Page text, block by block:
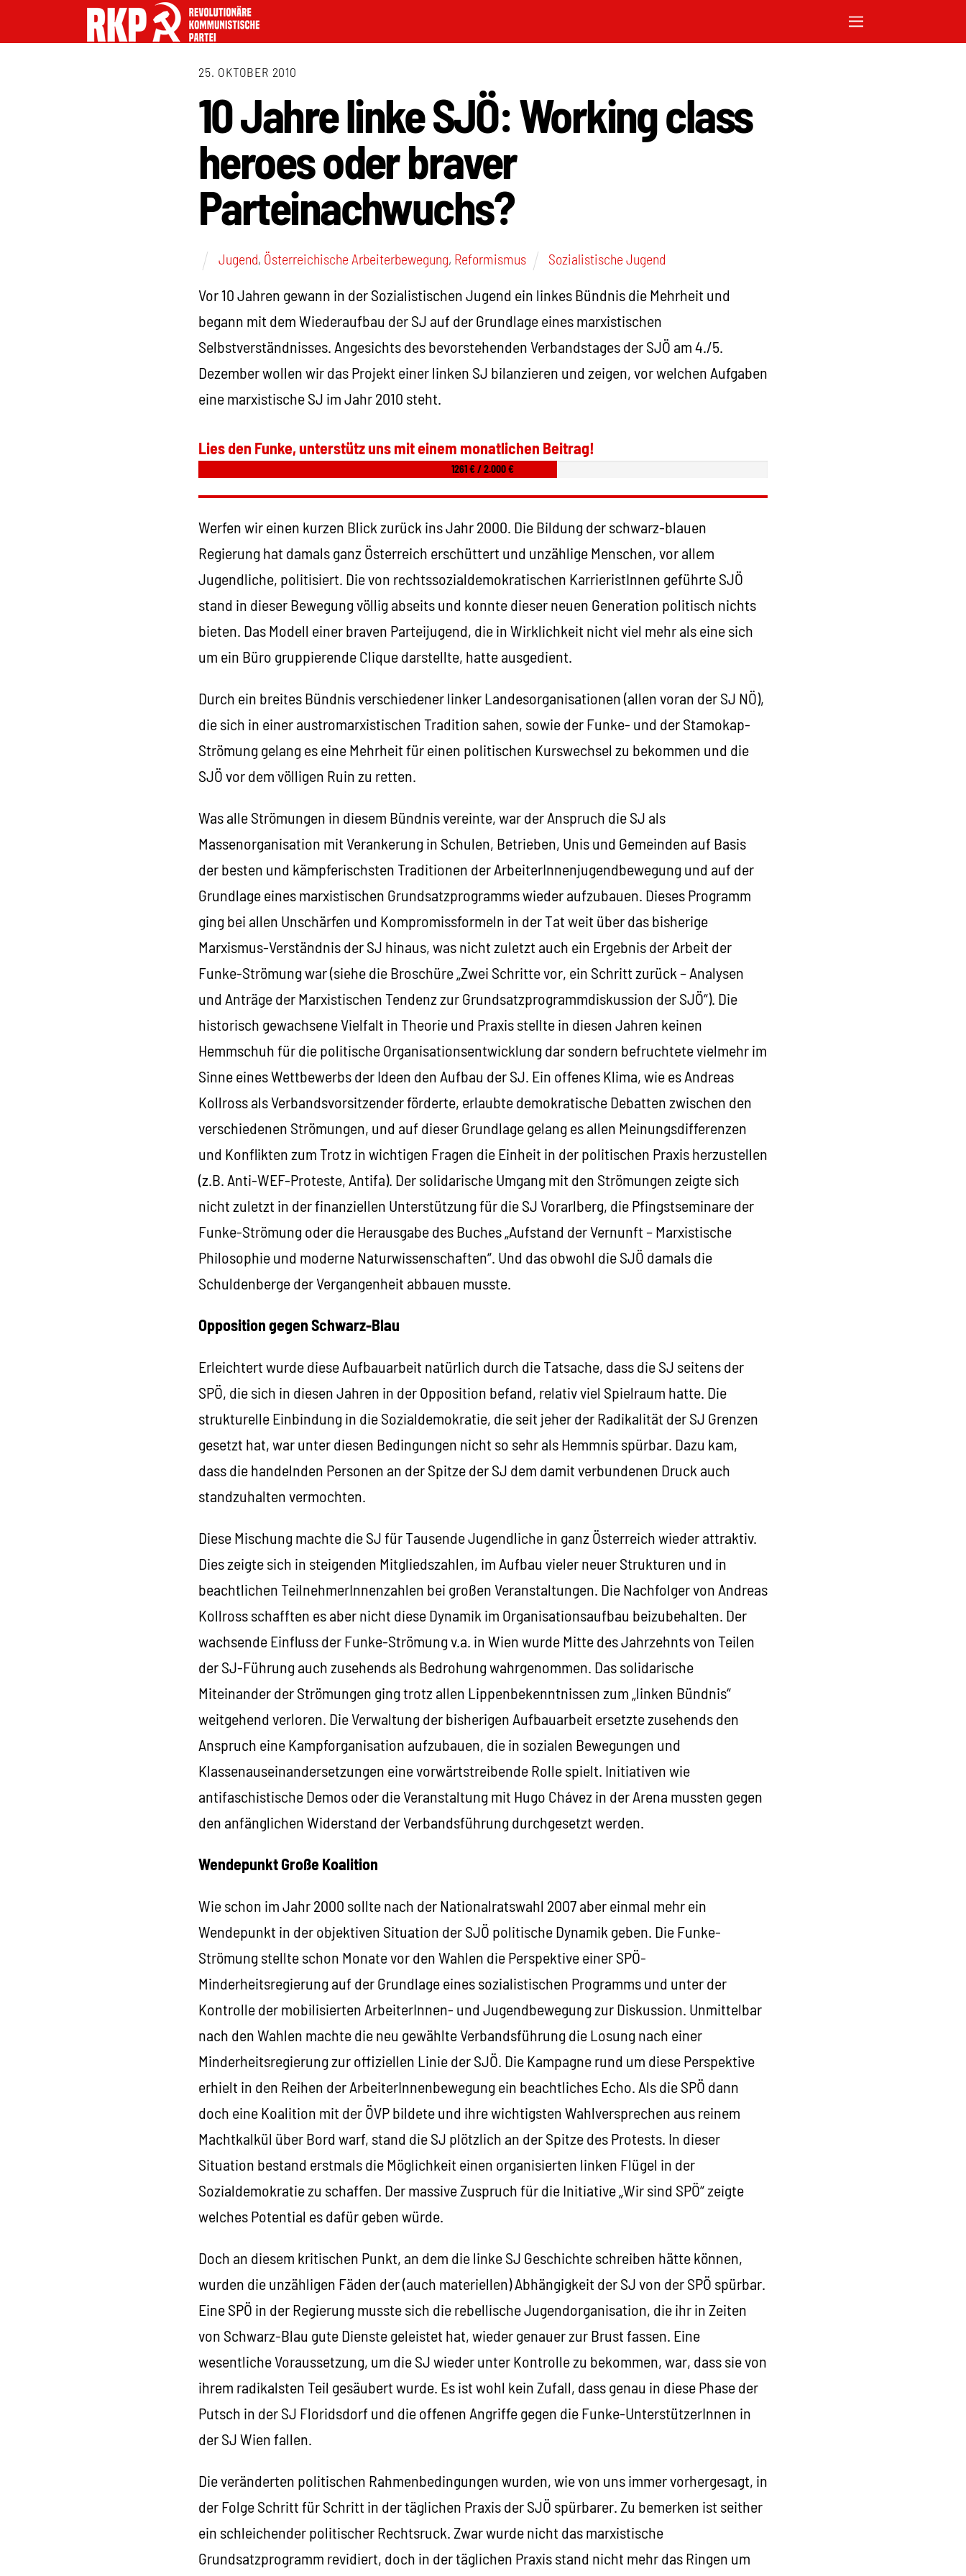
25. OKTOBER 2010
10 Jahre linke SJÖ: Working class
heroes oder braver
Parteinachwuchs?
Jugend, Österreichische Arbeiterbewegung, Reformismus Sozialistische Jugend
Vor 10 Jahren gewann in der Sozialistischen Jugend ein linkes Bündnis die Mehrheit und
begann mit dem Wiederaufbau der SJ auf der Grundlage eines marxistischen
Selbstverständnisses. Angesichts des bevorstehenden Verbandstages der SJÖ am 4./5.
Dezember wollen wir das Projekt einer linken SJ bilanzieren und zeigen, vor welchen Aufgaben
eine marxistische SJ im Jahr 2010 steht.
Lies den Funke, unterstütz uns mit einem monatlichen Beitrag!
1261 € / 2.000 €
Werfen wir einen kurzen Blick zurück ins Jahr 2000. Die Bildung der schwarz-blauen
Regierung hat damals ganz Österreich erschüttert und unzählige Menschen, vor allem
Jugendliche, politisiert. Die von rechtssozialdemokratischen KarrieristInnen geführte SJÖ
stand in dieser Bewegung völlig abseits und konnte dieser neuen Generation politisch nichts
bieten. Das Modell einer braven Parteijugend, die in Wirklichkeit nicht viel mehr als eine sich
um ein Büro gruppierende Clique darstellte, hatte ausgedient.
Durch ein breites Bündnis verschiedener linker Landesorganisationen (allen voran der SJ NÖ),
die sich in einer austromarxistischen Tradition sahen, sowie der Funke- und der Stamokap-
Strömung gelang es eine Mehrheit für einen politischen Kurswechsel zu bekommen und die
SJÖ vor dem völligen Ruin zu retten.
Was alle Strömungen in diesem Bündnis vereinte, war der Anspruch die SJ als
Massenorganisation mit Verankerung in Schulen, Betrieben, Unis und Gemeinden auf Basis
der besten und kämpferischsten Traditionen der ArbeiterInnenjugendbewegung und auf der
Grundlage eines marxistischen Grundsatzprogramms wieder aufzubauen. Dieses Programm
ging bei allen Unschärfen und Kompromissformeln in der Tat weit über das bisherige
Marxismus-Verständnis der SJ hinaus, was nicht zuletzt auch ein Ergebnis der Arbeit der
Funke-Strömung war (siehe die Broschüre „Zwei Schritte vor, ein Schritt zurück – Analysen
und Anträge der Marxistischen Tendenz zur Grundsatzprogrammdiskussion der SJÖ“). Die
historisch gewachsene Vielfalt in Theorie und Praxis stellte in diesen Jahren keinen
Hemmschuh für die politische Organisationsentwicklung dar sondern befruchtete vielmehr im
Sinne eines Wettbewerbs der Ideen den Aufbau der SJ. Ein offenes Klima, wie es Andreas
Kollross als Verbandsvorsitzender förderte, erlaubte demokratische Debatten zwischen den
verschiedenen Strömungen, und auf dieser Grundlage gelang es allen Meinungsdifferenzen
und Konflikten zum Trotz in wichtigen Fragen die Einheit in der politischen Praxis herzustellen
(z.B. Anti-WEF-Proteste, Antifa). Der solidarische Umgang mit den Strömungen zeigte sich
nicht zuletzt in der finanziellen Unterstützung für die SJ Vorarlberg, die Pfingstseminare der
Funke-Strömung oder die Herausgabe des Buches „Aufstand der Vernunft – Marxistische
Philosophie und moderne Naturwissenschaften“. Und das obwohl die SJÖ damals die
Schuldenberge der Vergangenheit abbauen musste.
Opposition gegen Schwarz-Blau
Erleichtert wurde diese Aufbauarbeit natürlich durch die Tatsache, dass die SJ seitens der
SPÖ, die sich in diesen Jahren in der Opposition befand, relativ viel Spielraum hatte. Die
strukturelle Einbindung in die Sozialdemokratie, die seit jeher der Radikalität der SJ Grenzen
gesetzt hat, war unter diesen Bedingungen nicht so sehr als Hemmnis spürbar. Dazu kam,
dass die handelnden Personen an der Spitze der SJ dem damit verbundenen Druck auch
standzuhalten vermochten.
Diese Mischung machte die SJ für Tausende Jugendliche in ganz Österreich wieder attraktiv.
Dies zeigte sich in steigenden Mitgliedszahlen, im Aufbau vieler neuer Strukturen und in
beachtlichen TeilnehmerInnenzahlen bei großen Veranstaltungen. Die Nachfolger von Andreas
Kollross schafften es aber nicht diese Dynamik im Organisationsaufbau beizubehalten. Der
wachsende Einfluss der Funke-Strömung v.a. in Wien wurde Mitte des Jahrzehnts von Teilen
der SJ-Führung auch zusehends als Bedrohung wahrgenommen. Das solidarische
Miteinander der Strömungen ging trotz allen Lippenbekenntnissen zum „linken Bündnis“
weitgehend verloren. Die Verwaltung der bisherigen Aufbauarbeit ersetzte zusehends den
Anspruch eine Kampforganisation aufzubauen, die in sozialen Bewegungen und
Klassenauseinandersetzungen eine vorwärtstreibende Rolle spielt. Initiativen wie
antifaschistische Demos oder die Veranstaltung mit Hugo Chávez in der Arena mussten gegen
den anfänglichen Widerstand der Verbandsführung durchgesetzt werden.
Wendepunkt Große Koalition
Wie schon im Jahr 2000 sollte nach der Nationalratswahl 2007 aber einmal mehr ein
Wendepunkt in der objektiven Situation der SJÖ politische Dynamik geben. Die Funke-
Strömung stellte schon Monate vor den Wahlen die Perspektive einer SPÖ-
Minderheitsregierung auf der Grundlage eines sozialistischen Programms und unter der
Kontrolle der mobilisierten ArbeiterInnen- und Jugendbewegung zur Diskussion. Unmittelbar
nach den Wahlen machte die neu gewählte Verbandsführung die Losung nach einer
Minderheitsregierung zur offiziellen Linie der SJÖ. Die Kampagne rund um diese Perspektive
erhielt in den Reihen der ArbeiterInnenbewegung ein beachtliches Echo. Als die SPÖ dann
doch eine Koalition mit der ÖVP bildete und ihre wichtigsten Wahlversprechen aus reinem
Machtkalkül über Bord warf, stand die SJ plötzlich an der Spitze des Protests. In dieser
Situation bestand erstmals die Möglichkeit einen organisierten linken Flügel in der
Sozialdemokratie zu schaffen. Der massive Zuspruch für die Initiative „Wir sind SPÖ“ zeigte
welches Potential es dafür geben würde.
Doch an diesem kritischen Punkt, an dem die linke SJ Geschichte schreiben hätte können,
wurden die unzähligen Fäden der (auch materiellen) Abhängigkeit der SJ von der SPÖ spürbar.
Eine SPÖ in der Regierung musste sich die rebellische Jugendorganisation, die ihr in Zeiten
von Schwarz-Blau gute Dienste geleistet hat, wieder genauer zur Brust fassen. Eine
wesentliche Voraussetzung, um die SJ wieder unter Kontrolle zu bekommen, war, dass sie von
ihrem radikalsten Teil gesäubert wurde. Es ist wohl kein Zufall, dass genau in diese Phase der
Putsch in der SJ Floridsdorf und die offenen Angriffe gegen die Funke-UnterstützerInnen in
der SJ Wien fallen.
Die veränderten politischen Rahmenbedingungen wurden, wie von uns immer vorhergesagt, in
der Folge Schritt für Schritt in der täglichen Praxis der SJÖ spürbarer. Zu bemerken ist seither
ein schleichender politischer Rechtsruck. Zwar wurde nicht das marxistische
Grundsatzprogramm revidiert, doch in der täglichen Praxis stand nicht mehr das Ringen um